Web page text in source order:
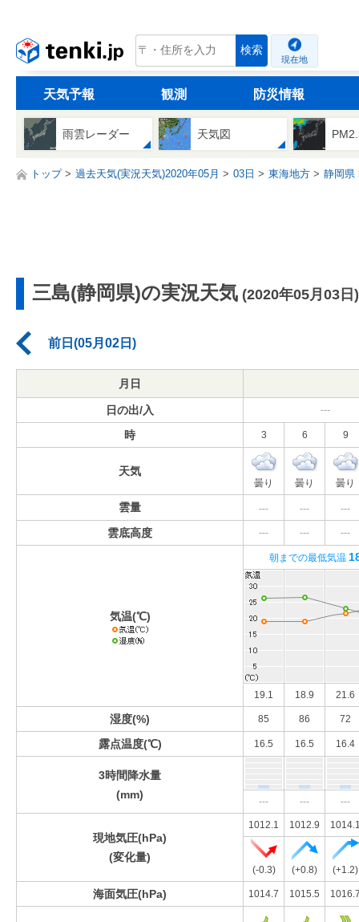
tenki.jp 検索
現在地
天気予報 観測 防災情報
雨雲レーダー 天気図
トップ 過去天気(実況天気)2020年05月 03日 東海地方 静岡県
三島(静岡県)の実況天気 (2020年05月03日)
前日(05月02日)
月日
日の出/入 ---
時 3 6 9
天気
曇り 曇り 曇り
雲量 --- --- ---
雲底高度 --- --- ---
気温(℃)
朝までの最低気温
19.1 18.9 21.6
湿度(%) 85 86 72
露点温度(℃) 16.5 16.5 16.4
3時間降水量
(mm)
--- --- ---
現地気圧(hPa)
(変化量)
1012.1 1012.9
(-0.3) (+0.8) (+1.2)
海面気圧(hPa) 1014.7 1015.5